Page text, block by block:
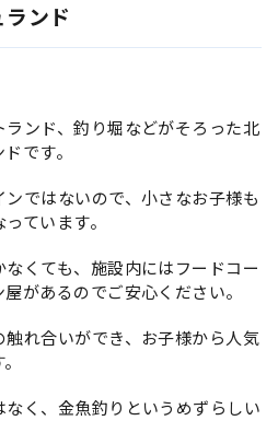
ンド
ンド、釣り堀などがそろった北
です。
ではないので、小さなお子様も
ています。
くても、施設内にはフードコー
があるのでご安心ください。
れ合いができ、お子様から人気
く、金魚釣りというめずらしい